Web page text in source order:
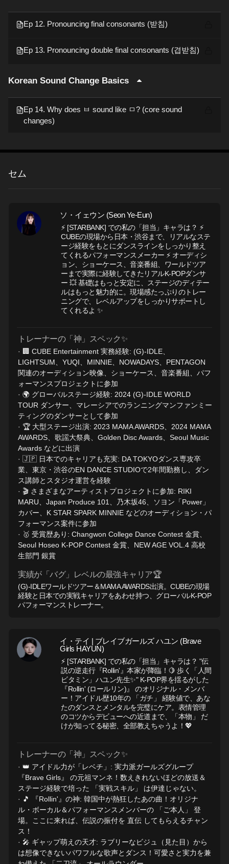
Ep 12. Pronouncing final consonants (받침)
Ep 13. Pronouncing double final consonants (겹받침)
Korean Sound Change Basics
Ep 14. Why does ㅂ sound like ㅁ? (core sound
changes)
セム
ソ・イェウン (Seon Ye-Eun)
⚡ [STARBANK] での私の「担当」キャラは？ ⚡
CUBEの現場から日本・渋谷まで、リアルなステ
ージ経験をもとにダンスラインをしっかり整え
てくれるパフォーマンスメーカー ⚡ オーディシ
ョン、ショーケース、音楽番組、ワールドツア
ーまで実際に経験してきたリアルK-POPダンサ
ー 💥 基礎はもっと安定に、ステージのディテー
ルはもっと魅力的に。現場感たっぷりのトレー
ニングで、レベルアップをしっかりサポートし
てくれるよ ✨
トレーナーの「神」スペック✨
· 🏢 CUBE Entertainment 実務経験: (G)-IDLE、
LIGHTSUM、YUQI、MINNIE、NOWADAYS、PENTAGON
関連のオーディション映像、ショーケース、音楽番組、パフ
ォーマンスプロジェクトに参加
· 🌍 グローバルステージ経験: 2024 (G)-IDLE WORLD
TOUR ダンサー、マレーシアでのランニングマンファンミー
ティングのダンサーとして参加
· 🏆 大型ステージ出演: 2023 MAMA AWARDS、2024 MAMA
AWARDS、歌謡大祭典、Golden Disc Awards、Seoul Music
Awards などに出演
· 🇯🇵 日本でのキャリアも充実: DA TOKYOダンス専攻卒
業、東京・渋谷のEN DANCE STUDIOで2年間勤務し、ダン
ス講師とスタジオ運営を経験
· 🎬 さまざまなアーティストプロジェクトに参加: RIKI
MARU、Japan Produce 101、乃木坂46、ソヨン「Power」
カバー、K STAR SPARK MINNIE などのオーディション・パ
フォーマンス案件に参加
· 🥇 受賞歴あり: Changwon College Dance Contest 金賞、
Seoul Hoseo K-POP Contest 金賞、NEW AGE VOL.4 高校
生部門 銀賞
実績が「バグ」レベルの最強キャリア🏆
(G)-IDLEワールドツアー＆MAMA AWARDS出演。CUBEの現場
経験と日本での実戦キャリアをあわせ持つ、グローバルK-POP
パフォーマンストレーナー。
イ・テイ | ブレイブガールズ ハユン (Brave
Girls HAYUN)
⚡ [STARBANK] での私の「担当」キャラは？ "伝
説の逆走行『Rollin'』本家が降臨！🍋 歩く「人間
ビタミン」ハユン先生✨" K-POP界を揺るがした
『Rollin' (ロールリン)』 のオリジナル・メンバ
ー！アイドル歴10年の 「ガチ」 経験値で、あな
たのダンスとメンタルを完璧にケア。表情管理
のコツからデビューへの近道まで、「本物」 だ
けが知ってる秘密、全部教えちゃうよ！💖
トレーナーの「神」スペック✨
· 👑 アイドル力が「レベチ」: 実力派ガールズグループ
『Brave Girls』 の元祖マンネ！数えきれないほどの放送＆
ステージ経験で培った 「実戦スキル」 は伊達じゃない。
· 🎵 『Rollin'』の神: 韓国中が熱狂したあの曲！オリジナ
ル・ボーカル＆パフォーマンスメンバーの 「ご本人」 登
場。ここに来れば、伝説の振付を 直伝 してもらえるチャン
ス！
· 🎤 ギャップ萌えの天才: ラブリーなビジュ（見た目）から
は想像できないパワフルな歌声とダンス！可愛さと実力を兼